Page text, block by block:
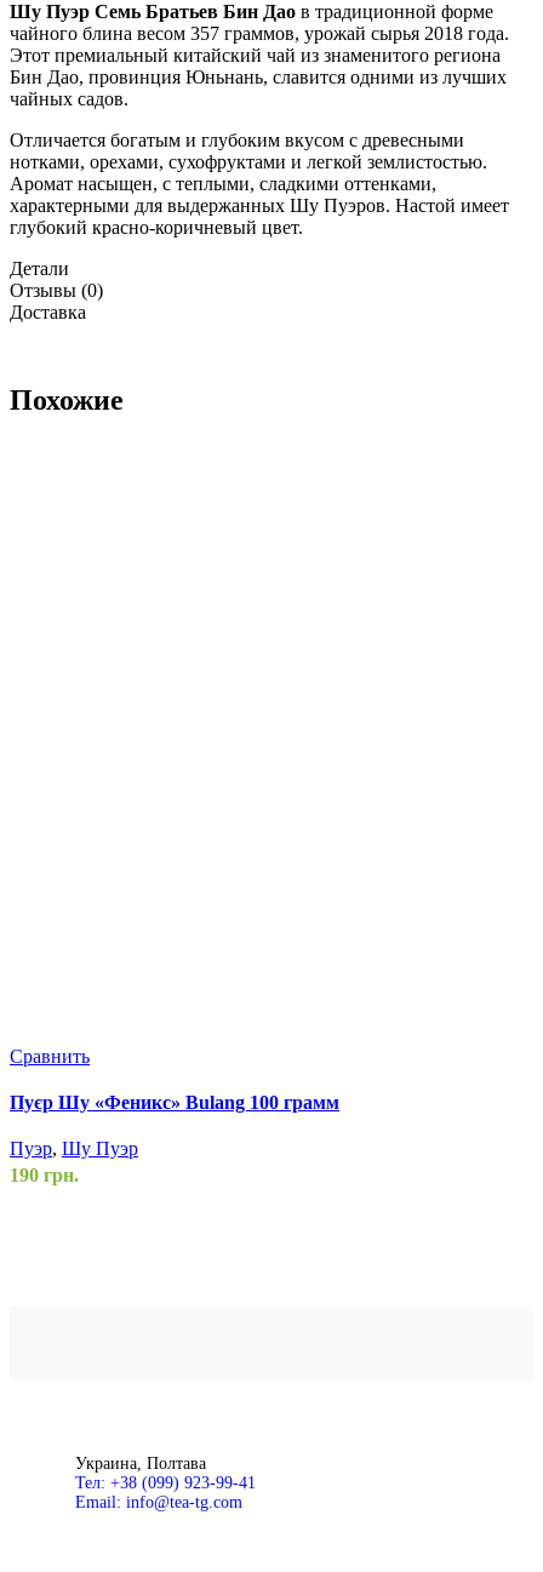
Шу Пуэр Семь Братьев Бин Дао в традиционной форме
чайного блина весом 357 граммов, урожай сырья 2018 года.
Этот премиальный китайский чай из знаменитого региона
Бин Дао, провинция Юньнань, славится одними из лучших
чайных садов.
Отличается богатым и глубоким вкусом с древесными
нотками, орехами, сухофруктами и легкой землистостью.
Аромат насыщен, с теплыми, сладкими оттенками,
характерными для выдержанных Шу Пуэров. Настой имеет
глубокий красно-коричневый цвет.
Детали
Отзывы (0)
Доставка
Похожие
Сравнить
Пуєр Шу «Феникс» Bulang 100 грамм
Пуэр, Шу Пуэр
190 грн.
Украина, Полтава
Тел: +38 (099) 923-99-41
Email: info@tea-tg.com